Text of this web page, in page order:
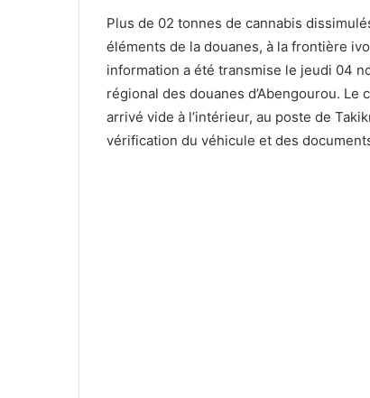
Plus de 02 tonnes de cannabis
éléments de la douanes, à la frontière
information a été transmise le jeudi 04
régional des douanes d’Abengourou. Le
arrivé vide à l’intérieur, au poste de
vérification du véhicule et des